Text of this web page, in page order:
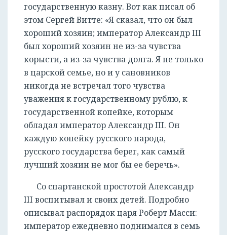
государственную казну. Вот как писал об
этом Сергей Витте: «Я сказал, что он был
хороший хозяин; император Александр III
был хороший хозяин не из-за чувства
корысти, а из-за чувства долга. Я не только
в царской семье, но и у сановников
никогда не встречал того чувства
уважения к государственному рублю, к
государственной копейке, которым
обладал император Александр III. Он
каждую копейку русского народа,
русского государства берег, как самый
лучший хозяин не мог бы ее беречь».
Со спартанской простотой Александр
III воспитывал и своих детей. Подробно
описывал распорядок царя Роберт Масси:
император ежедневно поднимался в семь